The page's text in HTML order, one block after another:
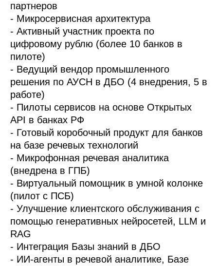
партнеров
- Микросервисная архитектура
- Активный участник проекта по
цифровому рублю (более 10 банков в
пилоте)
- Ведущий вендор промышленного
решения по АУСН в ДБО (4 внедрения, 5 в
работе)
- Пилоты сервисов на основе Открытых
API в банках РФ
- Готовый коробочный продукт для банков
на базе речевых технологий
- Микрофонная речевая аналитика
(внедрена в ГПБ)
- Виртуальный помощник в умной колонке
(пилот с ПСБ)
- Улучшение клиентского обслуживания с
помощью генеративных нейросетей, LLM и
RAG
- Интеграция Базы знаний в ДБО
- ИИ-агенты в речевой аналитике, Базе